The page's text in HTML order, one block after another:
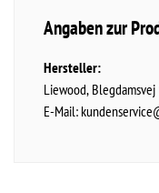
Angaben zur
Hersteller:
Liewood Blegdamsvej
E-Mail: